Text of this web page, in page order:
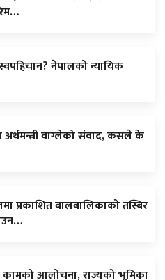
नेपालको न्यायिक
वाग्लेको संवाद, कसले के
प्रकाशित बालबालिकाको तस्बिर
कामको आलोचना, राज्यको भूमिका